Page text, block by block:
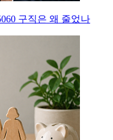
구직은 왜 줄었나